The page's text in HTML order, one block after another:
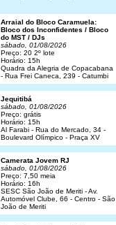
Arraial do Bloco Caramuela:
Bloco dos Inconfidentes / Bloco
do MST / DJs
sábado, 01/08/2026
Preço: 20 2º lote
Horário: 15h
Quadra da Alegria de Copacabana
- Rua Frei Caneca, 239 - Catumbi
Jequitibá
sábado, 01/08/2026
Preço: grátis
Horário: 15h
Al Farabi - Rua do Mercado, 34 -
Boulevard Olímpico - Praça XV
Camerata Jovem RJ
sábado, 01/08/2026
Preço: 7,50 meia
Horário: 16h
SESC São João de Meriti - Av.
Automóvel Clube, 66 - Centro - São
João de Meriti